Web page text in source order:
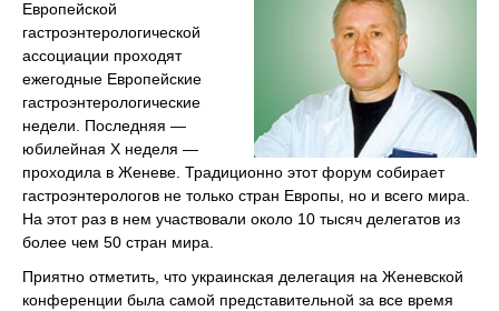
Европейской
гастроэнтерологической
ассоциации проходят
ежегодные Европейские
гастроэнтерологические
недели. Последняя —
юбилейная Х неделя —
проходила в Женеве. Традиционно этот форум собирает
гастроэнтерологов не только стран Европы, но и всего мира.
На этот раз в нем участвовали около 10 тысяч делегатов из
более чем 50 стран мира.
Приятно отметить, что украинская делегация на Женевской
конференции была самой представительной за все время